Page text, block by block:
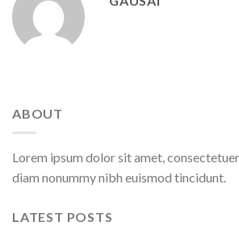
ABOUT
Lorem ipsum dolor sit amet,
diam nonummy nibh euismod tincidunt.
LATEST POSTS